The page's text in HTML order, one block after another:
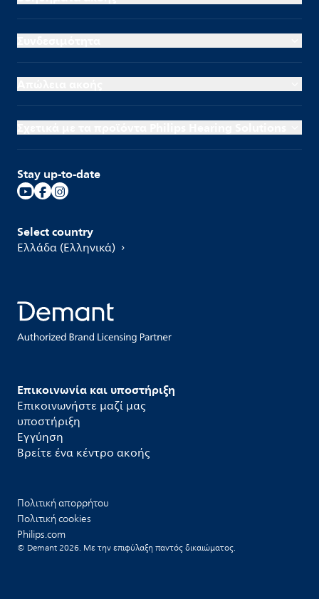
Επικοινωνία και υποστήριξη
Επικοινωνήστε μαζί μας
υποστήριξη
Εγγύηση
Βρείτε ένα κέντρο ακοής
Stay up-to-date
Select country
Ελλάδα (Ελληνικά)
Πολιτική απορρήτου
Πολιτική cookies
Philips.com
© Demant 2026. Με την επιφύλαξη παντός δικαιώματος.